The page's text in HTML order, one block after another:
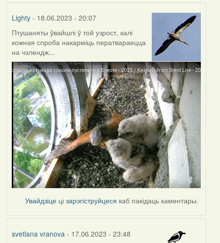
Lighty- 18.06.2023 - 20:07
Птушаняты ўвайшлі ў той узрост, калі
кожная спроба накарміць ператвараецца
на чэлендж...
Увайдзіце цізарэгіструйцеся каб пакідаць каментары.
svetlana vranova- 17.06.2023 - 23:48